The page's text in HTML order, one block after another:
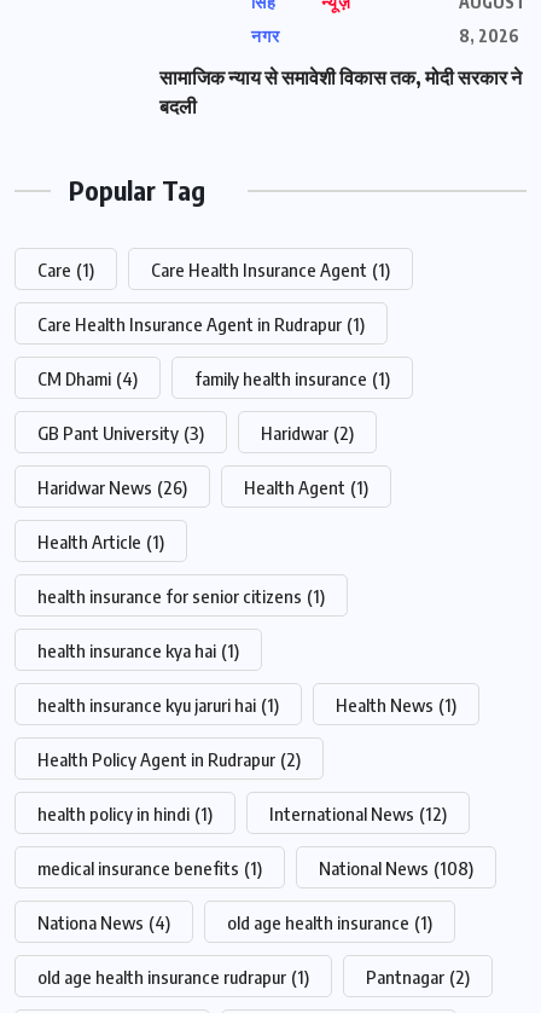
नगर
8, 2026
सामाजिक न्याय से समावेशी विकास तक, मोदी सरकार ने
बदली
Popular Tag
Care (1) Care Health Insurance Agent (1)
Care Health Insurance Agent in Rudrapur (1)
CM Dhami (4) family health insurance (1)
GB Pant University (3) Haridwar (2)
Haridwar News (26) Health Agent (1)
Health Article (1)
health insurance for senior citizens (1)
health insurance kya hai (1)
health insurance kyu jaruri hai (1) Health News (1)
Health Policy Agent in Rudrapur (2)
health policy in hindi (1) International News (12)
medical insurance benefits (1) National News (108)
Nationa News (4) old age health insurance (1)
old age health insurance rudrapur (1) Pantnagar (2)